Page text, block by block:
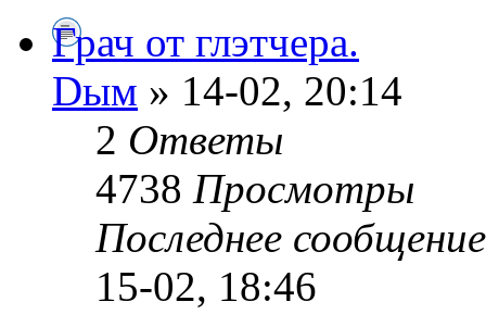
Грач от глэтчера.
Dым » 14-02, 20:14
2 Ответы
4738 Просмотры
Последнее
15-02, 18:46